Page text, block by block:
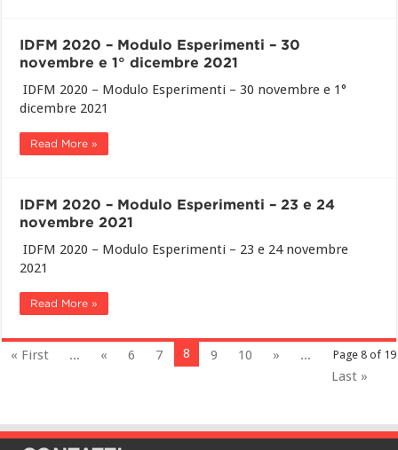
IDFM 2020 – Modulo Esperimenti – 30
novembre e 1° dicembre 2021
IDFM 2020 – Modulo Esperimenti – 30 novembre e 1°
dicembre 2021
Read More »
IDFM 2020 – Modulo Esperimenti – 23 e 24
novembre 2021
IDFM 2020 – Modulo Esperimenti – 23 e 24 novembre
2021
Read More »
Page 8 of 19
« First ... « 6 7 8 9 10 »
...
Last »